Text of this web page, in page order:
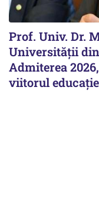
Prof. Univ. Dr.
Universității din
Admiterea
viitorul